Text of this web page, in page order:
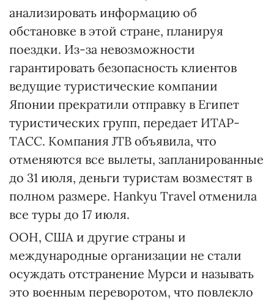
анализировать информацию об
обстановке в этой стране, планируя
поездки. Из-за невозможности
гарантировать безопасность клиентов
ведущие туристические компании
Японии прекратили отправку в Египет
туристических групп, передает ИТАР-
ТАСС. Компания JTB объявила, что
отменяются все вылеты, запланированные
до 31 июля, деньги туристам возместят в
полном размере. Hankyu Travel отменила
все туры до 17 июля.
ООН, США и другие страны и
международные организации не стали
осуждать отстранение Мурси и называть
это военным переворотом, что повлекло